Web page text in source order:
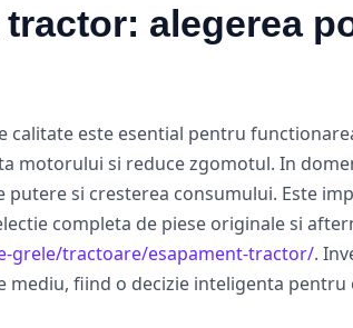
tractor: alegerea
calitate este esential pentru
motorului si reduce zgomotul. In
putere si cresterea consumului. Este
completa de piese originale si
grele/tractoare/esapament-tractor/.
mediu, fiind o decizie inteligenta